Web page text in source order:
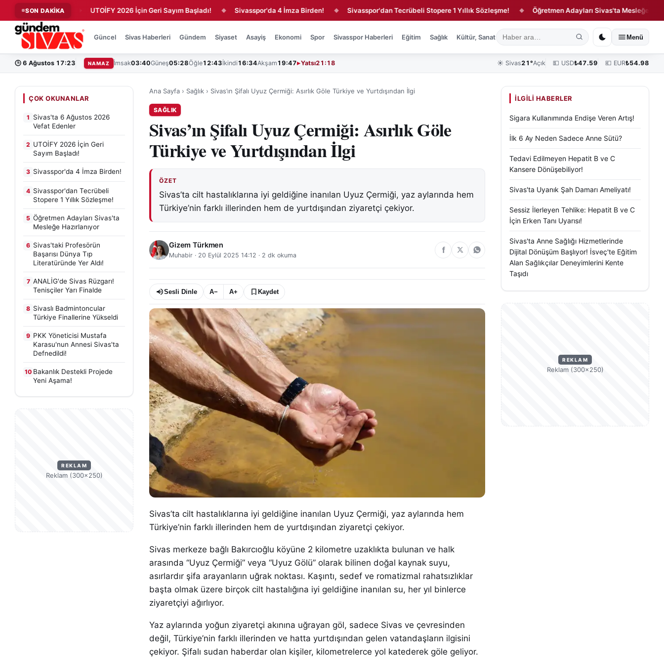
SON DAKİKA
Vefat Edenler ◆ UTOİFY 2026 İçin Geri Sayım Başladı! ◆ Sivasspor'da 4 İmza Birden! ◆ Sivasspor'dan Tecrübeli Stopere 1 Yıllık Sözleşme! ◆ Öğretmen Adayları Sivas'ta Mesleğe
Güncel Sivas Haberleri Gündem Siyaset Asayiş Ekonomi Spor Sivasspor Haberleri Eğitim Sağlık Kültür, Sanat ve Tarih Yaşam Sivas Vefat Edenler Köşe
Menü
🕒 6 Ağustos 17:23 NAMAZ İmsak03:40Güneş05:28Öğle12:43İkindi 16:34Akşam 19:47 Yatsı21:18 ☀️ Sivas21°Açık 💵 USD₺47.59 💶 EUR₺54.98
ÇOK OKUNANLAR
1 Sivas'ta 6 Ağustos 2026
Vefat Edenler
2 UTOİFY 2026 İçin Geri
Sayım Başladı!
3 Sivasspor'da 4 İmza Birden!
4 Sivasspor'dan Tecrübeli
Stopere 1 Yıllık Sözleşme!
5 Öğretmen Adayları Sivas'ta
Mesleğe Hazırlanıyor
6 Sivas'taki Profesörün
Başarısı Dünya Tıp
Literatüründe Yer Aldı!
7 ANALİG'de Sivas Rüzgarı!
Tenisçiler Yarı Finalde
8 Sivaslı Badmintoncular
Türkiye Finallerine Yükseldi
9 PKK Yöneticisi Mustafa
Karasu'nun Annesi Sivas'ta
Defnedildi!
10 Bakanlık Destekli Projede
Yeni Aşama!
REKLAM
Reklam (300×250)
Ana Sayfa › Sağlık › Sivas’ın Şifalı Uyuz Çermiği: Asırlık Göle Türkiye ve Yurtdışından İlgi
SAĞLIK
Sivas’ın Şifalı Uyuz Çermiği: Asırlık Göle
Türkiye ve Yurtdışından İlgi
ÖZET
Sivas’ta cilt hastalıklarına iyi geldiğine inanılan Uyuz Çermiği, yaz aylarında hem
Türkiye’nin farklı illerinden hem de yurtdışından ziyaretçi çekiyor.
Gizem Türkmen
Muhabir · 20 Eylül 2025 14:12 · 2 dk okuma
Sesli Dinle A− A+ Kaydet
Sivas’ta cilt hastalıklarına iyi geldiğine inanılan Uyuz Çermiği, yaz aylarında hem
Türkiye’nin farklı illerinden hem de yurtdışından ziyaretçi çekiyor.
Sivas merkeze bağlı Bakırcıoğlu köyüne 2 kilometre uzaklıkta bulunan ve halk
arasında “Uyuz Çermiği” veya “Uyuz Gölü” olarak bilinen doğal kaynak suyu,
asırlardır şifa arayanların uğrak noktası. Kaşıntı, sedef ve romatizmal rahatsızlıklar
başta olmak üzere birçok cilt hastalığına iyi geldiğine inanılan su, her yıl binlerce
ziyaretçiyi ağırlıyor.
Yaz aylarında yoğun ziyaretçi akınına uğrayan göl, sadece Sivas ve çevresinden
değil, Türkiye’nin farklı illerinden ve hatta yurtdışından gelen vatandaşların ilgisini
çekiyor. Şifalı sudan haberdar olan kişiler, kilometrelerce yol katederek göle geliyor.
İLGILI HABERLER
Sigara Kullanımında Endişe Veren Artış!
İlk 6 Ay Neden Sadece Anne Sütü?
Tedavi Edilmeyen Hepatit B ve C
Kansere Dönüşebiliyor!
Sivas'ta Uyanık Şah Damarı Ameliyatı!
Sessiz İlerleyen Tehlike: Hepatit B ve C
İçin Erken Tanı Uyarısı!
Sivas'ta Anne Sağlığı Hizmetlerinde
Dijital Dönüşüm Başlıyor! İsveç'te Eğitim
Alan Sağlıkçılar Deneyimlerini Kente
Taşıdı
REKLAM
Reklam (300×250)